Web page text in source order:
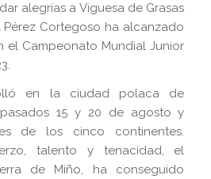
alegrías a Viguesa de Grasas
Pérez Cortegoso ha alcanzado
el Campeonato Mundial Junior
en la ciudad polaca de
15 y 20 de agosto y
de los cinco continentes.
talento y tenacidad, el
de Miño, ha conseguido